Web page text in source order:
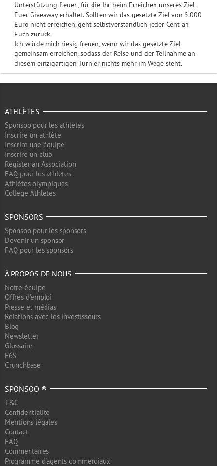
Unterstützung freuen, für die Ihr beim Erreichen unseres Ziel
Euer Giveaway erhaltet. Sollten wir das gesetzte Ziel von 5.000
Euro nicht erreichen, geht selbstverständlich jeder Cent an
Euch zurück.
Ich würde mich riesig freuen, wenn wir das gesetzte Ziel
gemeinsam erreichen, sodass der Reise und der Teilnahme an
diesem einzigartigen Turnier nichts mehr im Wege steht.
ATHLÈTES
Sponsoo pour les athlètes
Inscrire un athlète
Inscrire une équipe
Inscrire un club
Register an Association
FAQ pour les athlètes
Athlètes olympiques
College Athletes
SPONSORS
Sponsoo pour les sponsors
Devenir un sponsor
FAQ pour les sponsors
À PROPOS DE NOUS
Notre équipe
Offres d'emploi
Presse et médias
Relations avec les investisseurs
Blog
Newsletter
Glossaire
F6S
Crunchbase
SPONSOO ®
T&C
Confidentialité
Mentions légales
Contact
FAQ
Commentaires
Programme d'agents commerciaux